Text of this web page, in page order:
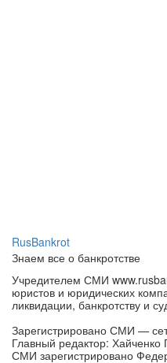
RusBankrot
Знаем все о банкротстве
Учредителем СМИ
юристов и юридических
ликвидации, банкротству и
Зарегистрировано СМИ —
Главный редактор: Хайченко
СМИ зарегистрировано